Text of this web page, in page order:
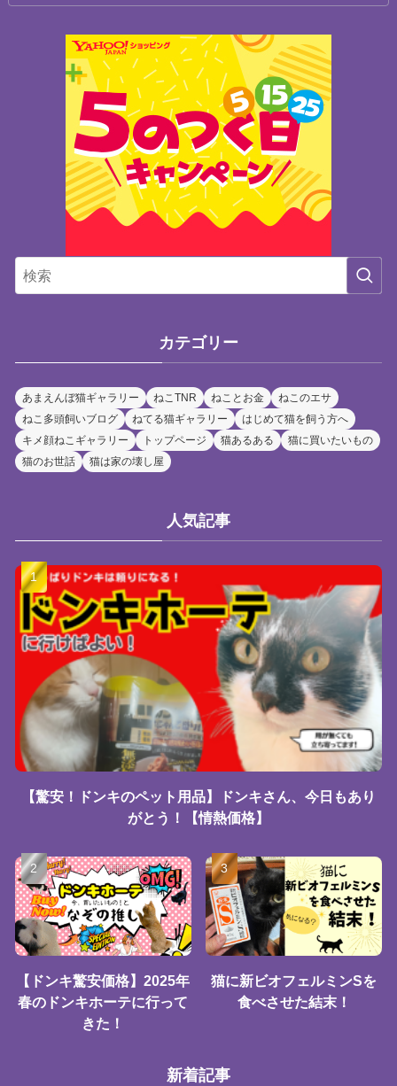
カテゴリー
あまえんぼ猫ギャラリー ねこTNR ねことお金
ねこのエサ
ねこ多頭飼いブログ
ねてる猫ギャラリー
はじめて猫を飼う方へ
キメ顔ねこギャラリー
トップページ 猫あるある
猫に買いたいもの
猫のお世話
猫は家の壊し屋
人気記事
【驚安！ドンキのペット用品】ドンキさん、今日もあり
がとう！【情熱価格】
【ドンキ驚安価格】2025年
春のドンキホーテに行って
きた！
猫に新ビオフェルミンSを
食べさせた結末！
新着記事